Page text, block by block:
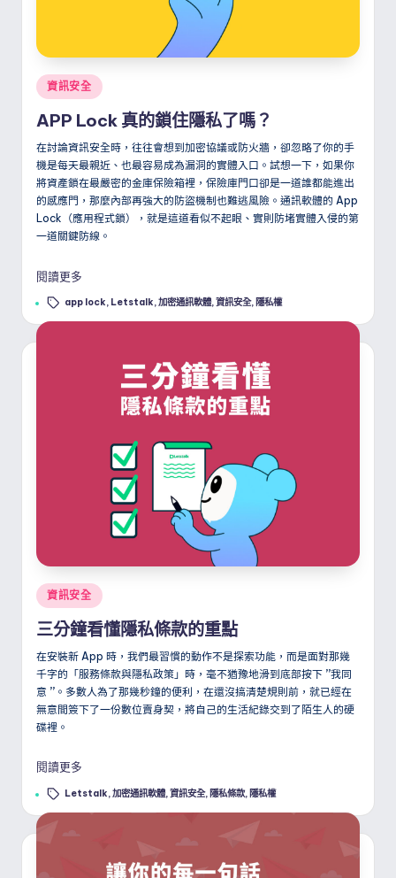
Posted
資訊安全
APP Lock 真的鎖住隱私了嗎？
在討論資訊安全時，往往會想到加密協議或防火牆，卻忽略了你的手
機是每天最親近、也最容易成為漏洞的實體入口。試想一下，如果你
將資產鎖在最嚴密的金庫保險箱裡，保險庫門口卻是一道誰都能進出
的感應門，那麼內部再強大的防盜機制也難逃風險。通訊軟體的 App
Lock（應用程式鎖），就是這道看似不起眼、實則防堵實體入侵的第
一道關鍵防線。
閱讀更多
Tags: app lock, Letstalk,加密通訊軟體,資訊安全, 隱私權
Posted
in
資訊安全
三分鐘看懂隱私條款的重點
在安裝新 App 時，我們最習慣的動作不是探索功能，而是面對那幾
千字的「服務條款與隱私政策」時，毫不猶豫地滑到底部按下 ”我同
意 ” 。多數人為了那幾秒鐘的便利，在還沒搞清楚規則前，就已經在
無意間簽下了一份數位賣身契，將自己的生活紀錄交到了陌生人的硬
碟裡。
閱讀更多
Tags: Letstalk,加密通訊軟體,資訊安全, 隱私條款, 隱私權